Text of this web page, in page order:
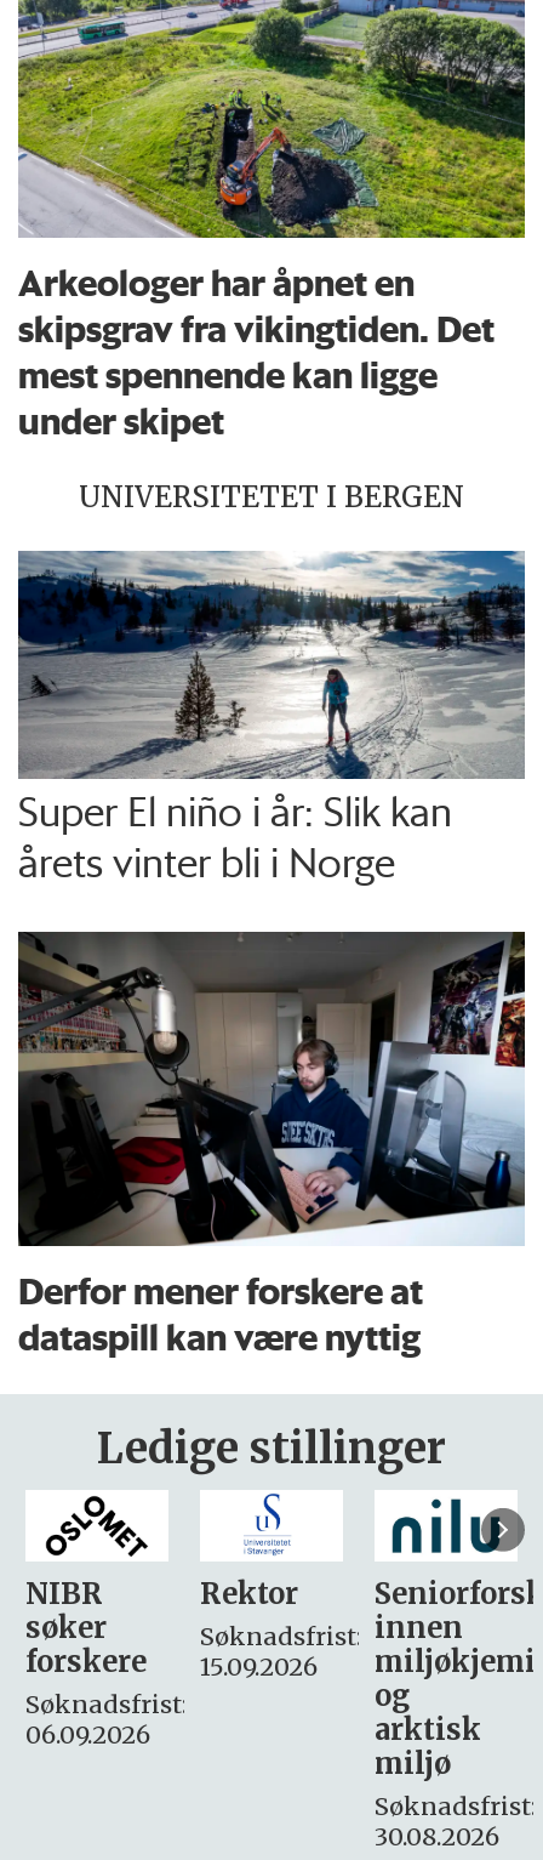
Arkeologer har åpnet en
skipsgrav fra vikingtiden. Det
mest spennende kan ligge
under skipet
UNIVERSITETET I BERGEN
Super El niño i år: Slik kan
årets vinter bli i Norge
Derfor mener forskere at
dataspill kan være nyttig
Ledige stillinger
Rektor
Søknadsfrist:
15.09.2026
Seniorforsker
innen
miljøkjemi
søker
– fast
Søknadsfrist:
16. august.